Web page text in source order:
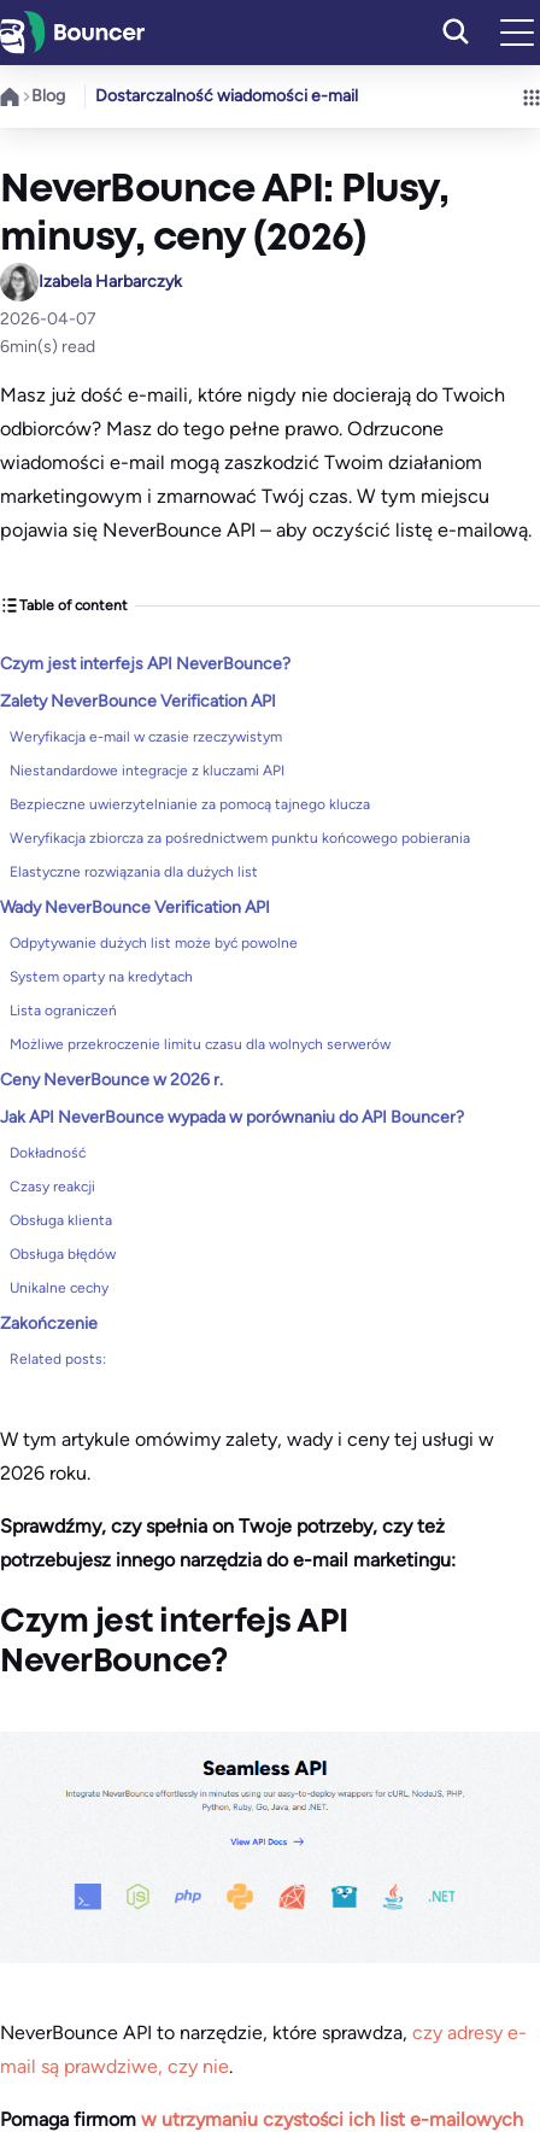
Przejdź
do
treści
Blog Dostarczalność wiadomości e-mail
NeverBounce API: Plusy,
minusy, ceny (2026)
Izabela Harbarczyk
2026-04-07
6min(s) read
Masz już dość e-maili, które nigdy nie docierają do Twoich
odbiorców? Masz do tego pełne prawo. Odrzucone
wiadomości e-mail mogą zaszkodzić Twoim działaniom
marketingowym i zmarnować Twój czas. W tym miejscu
pojawia się NeverBounce API – aby oczyścić listę e-mailową.
Table of content
Czym jest interfejs API NeverBounce?
Zalety NeverBounce Verification API
Weryfikacja e-mail w czasie rzeczywistym
Niestandardowe integracje z kluczami API
Bezpieczne uwierzytelnianie za pomocą tajnego klucza
Weryfikacja zbiorcza za pośrednictwem punktu końcowego pobierania
Elastyczne rozwiązania dla dużych list
Wady NeverBounce Verification API
Odpytywanie dużych list może być powolne
System oparty na kredytach
Lista ograniczeń
Możliwe przekroczenie limitu czasu dla wolnych serwerów
Ceny NeverBounce w 2026 r.
Jak API NeverBounce wypada w porównaniu do API Bouncer?
Dokładność
Czasy reakcji
Obsługa klienta
Obsługa błędów
Unikalne cechy
Zakończenie
Related posts:
W tym artykule omówimy zalety, wady i ceny tej usługi w
2026 roku.
Sprawdźmy, czy spełnia on Twoje potrzeby, czy też
potrzebujesz innego narzędzia do e-mail marketingu:
Czym jest interfejs API
NeverBounce?
NeverBounce API to narzędzie, które sprawdza, czy adresy e-
mail są prawdziwe, czy nie.
Pomaga firmom w utrzymaniu czystości ich list e-mailowych